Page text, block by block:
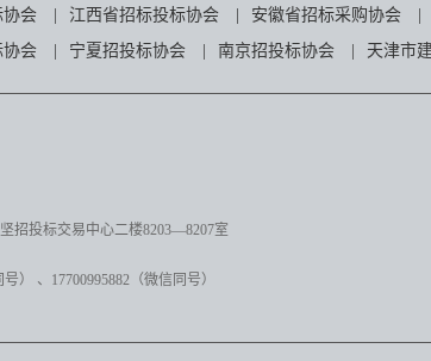
协会 江西省招标投标协会 安徽省招标采购协会
协会 宁夏招投标协会 南京招投标协会 天津市
招投标交易中心二楼8203—8207室
）
、17700995882 （微信同号）